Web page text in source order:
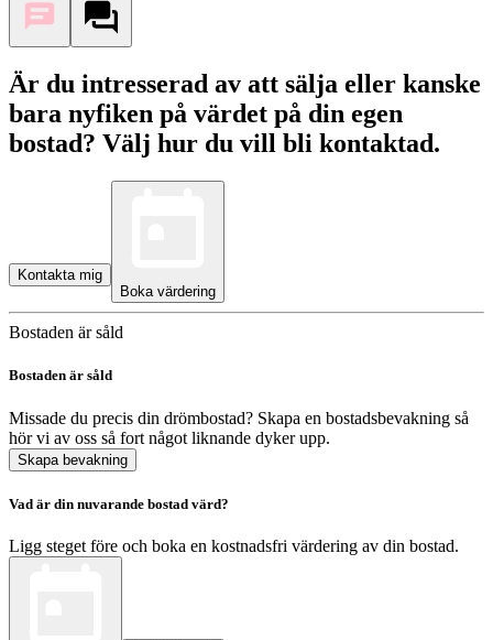
Är du intresserad av att sälja eller kanske
bara nyfiken på värdet på din egen
bostad? Välj hur du vill bli kontaktad.
Kontakta mig
Boka värdering
Bostaden är såld
Bostaden är såld
Missade du precis din drömbostad? Skapa en bostadsbevakning så
hör vi av oss så fort något liknande dyker upp.
Skapa bevakning
Vad är din nuvarande bostad värd?
Ligg steget före och boka en kostnadsfri värdering av din bostad.